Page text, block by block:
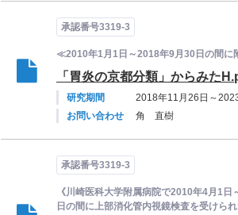
承認番号3319-3
≪2010年1月1日～2018年9月30日の間に
「胃炎の京都分類」からみた
研究期間
2018年11月26日～
お問い合わせ
角 直樹
承認番号3319-3
《川崎医科大学附属病院で2010年4月1
日の間に上部消化管内視鏡検査を受けられ